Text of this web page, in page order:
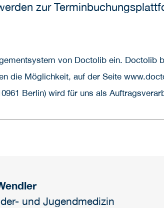
zur
von Doctolib ein. Doctolib
die Möglichkeit, auf der Seite
Berlin) wird für uns als
und Jugendmedizin